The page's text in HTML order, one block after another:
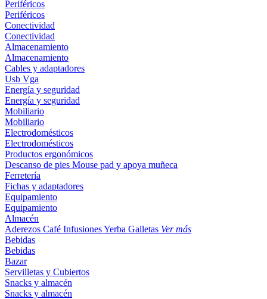
Periféricos
Periféricos
Conectividad
Conectividad
Almacenamiento
Almacenamiento
Cables y adaptadores
Usb Vga
Energía y seguridad
Energía y seguridad
Mobiliario
Mobiliario
Electrodomésticos
Electrodomésticos
Productos ergonómicos
Descanso de pies Mouse pad y apoya muñeca
Ferretería
Fichas y adaptadores
Equipamiento
Equipamiento
Almacén
Aderezos Café InfusionesYerba Galletas Ver más
Bebidas
Bebidas
Bazar
Servilletas y Cubiertos
Snacks y almacén
Snacks y almacén